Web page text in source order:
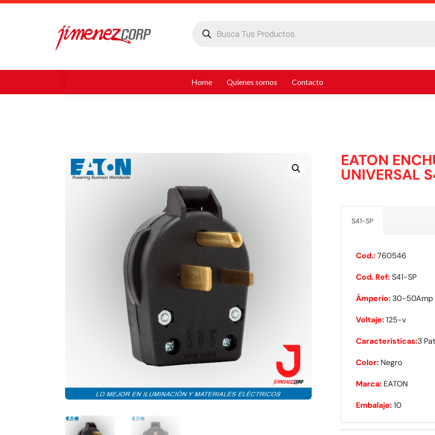
productos
Home Quienes somos Contacto
EATON
UNIVERSAL
S41-SP
Cod.:760546
Cod. Ref:S41-SP
Ámperio: 30-50Amp
Voltaje:125-v
Características:3
Color: Negro
Marca: EATON
Embalaje:10